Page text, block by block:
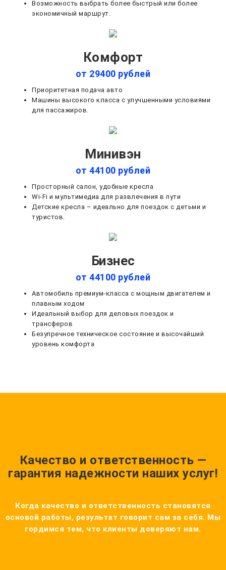
Возможность выбрать более быстрый или более
экономичный маршрут.
Комфорт
от 29400 рублей
Приоритетная подача авто
Машины высокого класса с улучшенными условиями
для пассажиров.
Минивэн
от 44100 рублей
Просторный салон, удобные кресла
Wi-Fi и мультимедиа для развлечения в пути
Детские кресла – идеально для поездок с детьми и
туристов.
Бизнес
от 44100 рублей
Автомобиль премиум-класса с мощным двигателем и
плавным ходом
Идеальный выбор для деловых поездок и
трансферов
Безупречное техническое состояние и высочайший
уровень комфорта
Качество и ответственность —
гарантия надежности наших услуг!
Когда качество и ответственность становятся
основой работы, результат говорит сам за себя. Мы
гордимся тем, что клиенты доверяют нам.